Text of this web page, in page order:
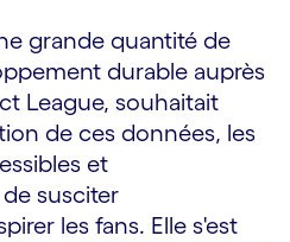
grande quantité de
durable auprès
League, souhaitait
de ces données, les
et
susciter
les fans. Elle s'est